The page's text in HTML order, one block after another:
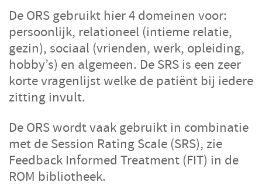
Contact
De ORS gebruikt hier 4 domeinen voor:
persoonlijk, relationeel (intieme relatie,
gezin), sociaal (vrienden, werk, opleiding,
hobby’s) en algemeen. De SRS is een zeer
korte vragenlijst welke de patiënt bij iedere
zitting invult.
De ORS wordt vaak gebruikt in combinatie
met de Session Rating Scale (SRS), zie
Feedback Informed Treatment (FIT) in de
ROM bibliotheek.